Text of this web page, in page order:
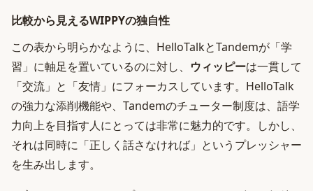
比較から見えるWIPPYの独自性
この表から明らかなように、HelloTalkとTandemが「学
習」に軸足を置いているのに対し、 ウィッピーは一貫して
「交流」と「友情」にフォーカスしています。HelloTalk
の強力な添削機能や、Tandemのチューター制度は、語学
力向上を目指す人にとっては非常に魅力的です。しかし、
それは同時に「正しく話さなければ」というプレッシャー
を生み出します。